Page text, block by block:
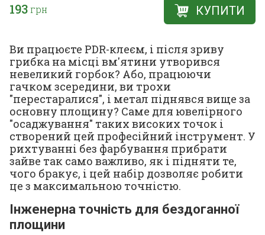
193грн КУПИТИ
Ви працюєте PDR-клеєм, і після зриву
грибка на місці вм'ятини утворився
невеликий горбок? Або, працюючи
гачком зсередини, ви трохи
"перестаралися", і метал піднявся вище за
основну площину? Саме для ювелірного
"осаджування" таких високих точок і
створений цей професійний інструмент. У
рихтуванні без фарбування прибрати
зайве так само важливо, як і підняти те,
чого бракує, і цей набір дозволяє робити
це з максимальною точністю.
Інженерна точність для бездоганної
площини